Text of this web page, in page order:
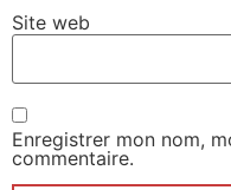
Site web
Enregistrer mon nom,
commentaire.